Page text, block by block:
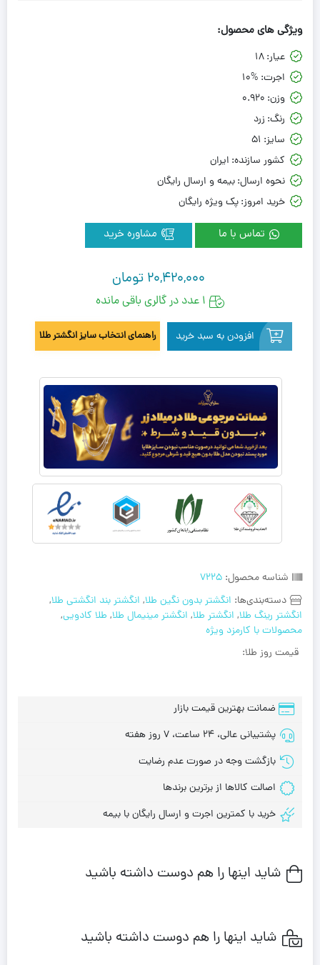
شناسه محصول: 7225
دسته‌بندی‌ها: انگشتر بدون نگین طلا, انگشتر بند انگشتی طلا,
انگشتر رینگ طلا, انگشتر طلا, انگشتر مینیمال طلا, طلا کادویی,
محصولات با کارمزد ویژه
قیمت روز طلا:
ویژگی های محصول:
عیار:18
اجرت: 10%
وزن: 0.920
رنگ: زرد
سایز: 51
کشور سازنده: ایران
نحوه ارسال:بیمه و ارسال رایگان
خرید امروز:پک ویژه رایگان
تماس با ما
ضمانت بهترین قیمت بازار
پشتیبانی عالی، 24 ساعت، 7 روز هفته
بازگشت وجه در صورت عدم رضایت
اصالت کالاها از برترین برندها
خرید با کمترین اجرت و ارسال رایگان با بیمه
20,420,000 تومان
1 عدد در گالری باقی مانده
افزودن به سبد خرید راهنمای انتخاب سایز انگشتر طلا
شاید اینها را هم دوست داشته باشید
شاید اینها را هم دوست داشته باشید